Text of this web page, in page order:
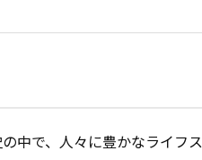
中で、人々に豊かなライフ